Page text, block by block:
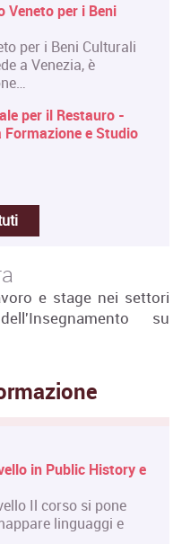
Veneto per i Beni
per i Beni Culturali
a Venezia, è
per il Restauro -
Formazione e Studio
e stage nei settori
su
Design
di Primo Livello
in Fashion Design,